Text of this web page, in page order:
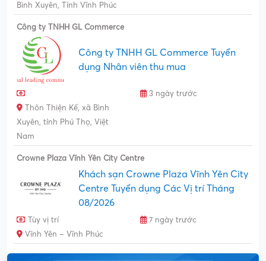
Bình Xuyên, Tỉnh Vĩnh Phúc
Công ty TNHH GL Commerce
Công ty TNHH GL Commerce Tuyển
dụng Nhân viên thu mua
3 ngày trước
Thôn Thiện Kế, xã Bình
Xuyên, tỉnh Phú Thọ, Việt
Nam
Crowne Plaza Vĩnh Yên City Centre
Khách sạn Crowne Plaza Vĩnh Yên City
Centre Tuyển dụng Các Vị trí Tháng
08/2026
Tùy vị trí
7 ngày trước
Vĩnh Yên – Vĩnh Phúc